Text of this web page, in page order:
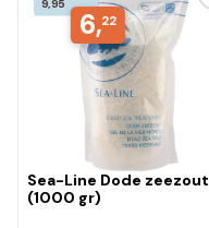
6,22
Sea-Line Dode zeezout
(1000 gr)